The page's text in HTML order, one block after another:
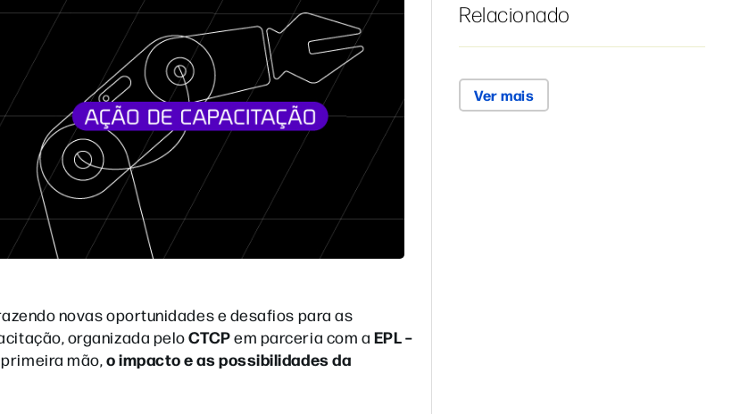
novas oportunidades e desafios para as
organizada peloCTCPem parceria com a EPL –
mão,o impacto e as possibilidades da
Relacionado
Ver mais